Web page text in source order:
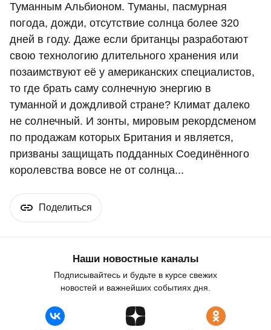
Туманным Альбионом. Туманы, пасмурная
погода, дожди, отсутствие солнца более 320
дней в году. Даже если британцы разработают
свою технологию длительного хранения или
позаимствуют её у американских специалистов,
то где брать саму солнечную энергию в
туманной и дождливой стране? Климат далеко
не солнечный. И зонты, мировым рекордсменом
по продажам которых Британия и является,
призваны защищать подданных Соединённого
королевства вовсе не от солнца...
Поделиться
Наши новостные каналы
Подписывайтесь и будьте в курсе свежих
новостей и важнейших событиях дня.